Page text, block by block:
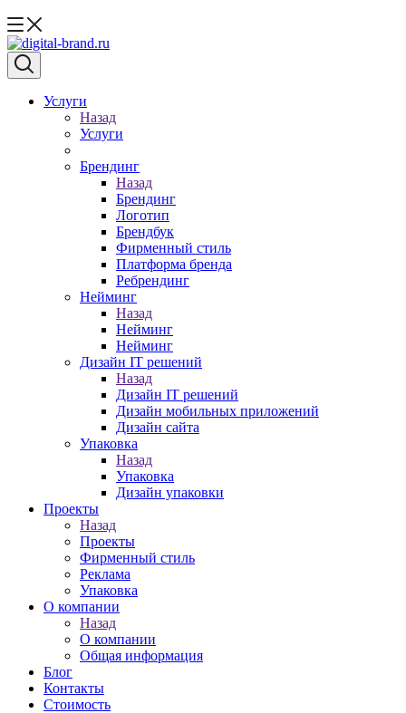
Услуги
Назад
Услуги
Брендинг
Назад
Брендинг
Логотип
Брендбук
Фирменный стиль
Платформа бренда
Ребрендинг
Нейминг
Назад
Нейминг
Нейминг
Дизайн IT решений
Назад
Дизайн IT решений
Дизайн мобильных приложений
Дизайн сайта
Упаковка
Назад
Упаковка
Дизайн упаковки
Проекты
Назад
Проекты
Фирменный стиль
Реклама
Упаковка
О компании
Назад
О компании
Общая информация
Блог
Контакты
Стоимость